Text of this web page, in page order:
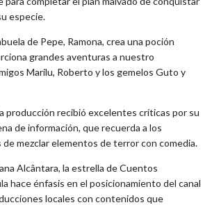
especie.
de Pepe, Ramona, crea una poción
grandes aventuras a nuestro
Marilu, Roberto y los gemelos Guto y
producción recibió excelentes críticas por su
de información, que recuerda a los
de mezclar elementos de terror con comedia.
Alcântara, la estrella de Cuentos
hace énfasis en el posicionamiento del canal
locales con contenidos que